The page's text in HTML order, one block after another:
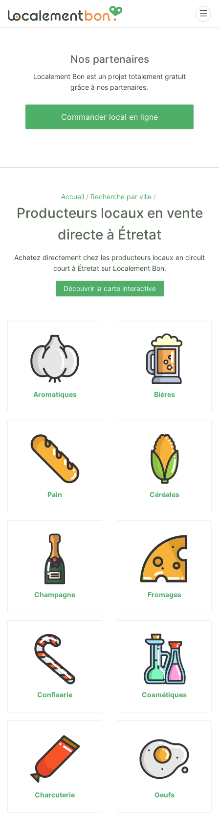
Nos partenaires
Localement Bon est un projet totalement gratuit
grâce à nos partenaires.
Commander local en ligne
Accueil Recherche par ville
Producteurs locaux en vente
directe à Étretat
Achetez directement chez les producteurs locaux en circuit
court à Étretat sur Localement Bon.
Découvrir la carte interactive
Aromatiques Bières
Pain Céréales
Champagne Fromages
Confiserie Cosmétiques
Charcuterie Oeufs